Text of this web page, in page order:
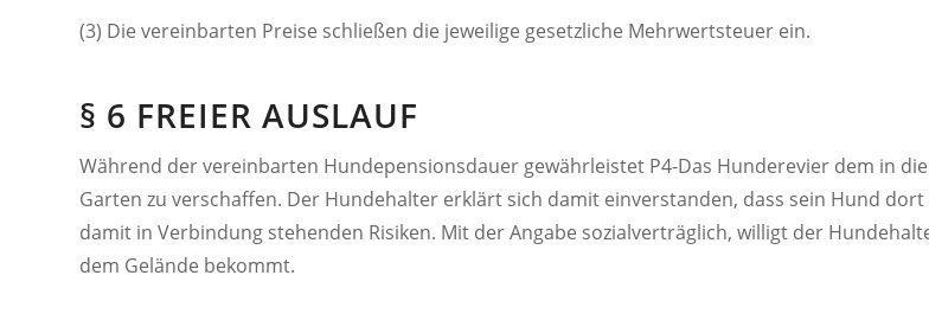
(3) Die vereinbarten Preise schließen die jeweilige gesetzliche Mehrwertsteuer ein.
§ 6 FREIER AUSLAUF
Während der vereinbarten Hundepensionsdauer gewährleistet P4-Das Hunderevier dem in
Garten zu verschaffen. Der Hundehalter erklärt sich damit einverstanden, dass sein Hund
damit in Verbindung stehenden Risiken. Mit der Angabe sozialverträglich, willigt der
dem Gelände bekommt.